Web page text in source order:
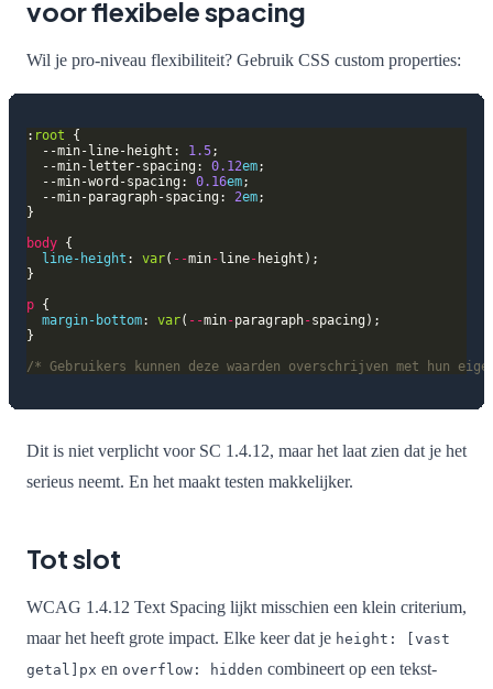
voor flexibele spacing
Wil je pro-niveau flexibiliteit? Gebruik CSS custom properties:
: root
  --min-line-height:
1.5
  --min-letter-spacing:
0.12em
  --min-word-spacing:
0.16em
  --min-paragraph-spacing:
2em
body
line-height : var( --min- line-
p
margin-bottom: var( --min-paragraph-
/* Gebruikers kunnen deze waarden overschrijven met hun
Dit is niet verplicht voor SC 1.4.12, maar het laat zien dat je het
serieus neemt. En het maakt testen makkelijker.
Tot slot
WCAG 1.4.12 Text Spacing lijkt misschien een klein criterium,
maar het heeft grote impact. Elke keer dat je height: [vast
getal]px en overflow: hidden combineert op een tekst-